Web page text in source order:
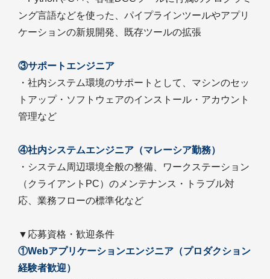
ング言語などを使った、パイプラインツールやアプリ
ケーションの新規開発、既存ツールの拡張
③サポートエンジニア
・社内システム環境のサポートとして、マシンのセッ
トアップ・ソフトウェアのインストール・アカウント
管理など
④社内システムエンジニア（マレーシア勤務）
・システム周辺環境全般の整備、ワークステーション
（クライアントPC）のメンテナンス・トラブル対
応、業務フローの標準化など
▼応募資格・歓迎条件
①Webアプリケーションエンジニア（プロダクション
経験者歓迎）